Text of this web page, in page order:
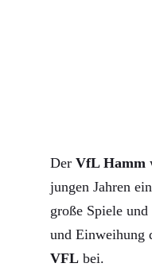
Der VfL Hamm
jungen Jahren
große Spiele
und Einweihung
VFL bei.